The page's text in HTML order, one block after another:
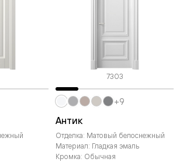
7303
Антик
Отделка: Матовый белоснежный
Материал: Гладкая эмаль
Кромка: Обычная
+9